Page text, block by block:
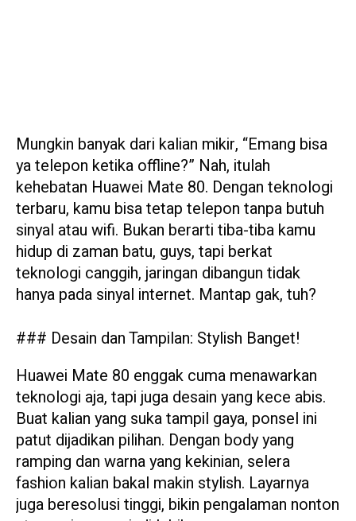
Mungkin banyak dari kalian mikir, “Emang bisa
ya telepon ketika offline?” Nah, itulah
kehebatan Huawei Mate 80. Dengan teknologi
terbaru, kamu bisa tetap telepon tanpa butuh
sinyal atau wifi. Bukan berarti tiba-tiba kamu
hidup di zaman batu, guys, tapi berkat
teknologi canggih, jaringan dibangun tidak
hanya pada sinyal internet. Mantap gak, tuh?
### Desain dan Tampilan: Stylish Banget!
Huawei Mate 80 enggak cuma menawarkan
teknologi aja, tapi juga desain yang kece abis.
Buat kalian yang suka tampil gaya, ponsel ini
patut dijadikan pilihan. Dengan body yang
ramping dan warna yang kekinian, selera
fashion kalian bakal makin stylish. Layarnya
juga beresolusi tinggi, bikin pengalaman nonton